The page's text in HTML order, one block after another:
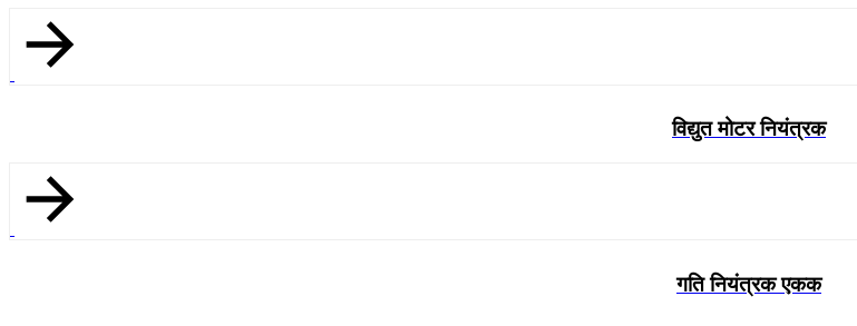
विद्युत मोटर नियंत्रक
गति नियंत्रक एकक